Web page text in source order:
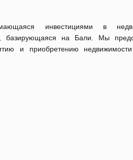
инвестициями в
базирующаяся на Бали. Мы
и приобретению